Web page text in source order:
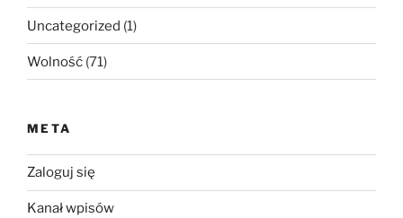
Uncategorized (1)
Wolność (71)
META
Zaloguj się
Kanał wpisów